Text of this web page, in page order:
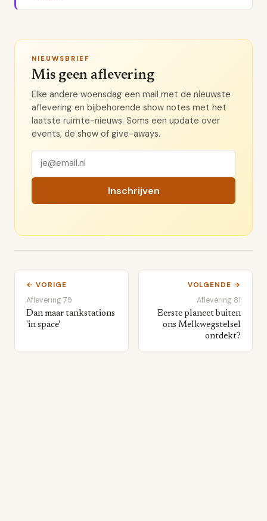
NIEUWSBRIEF
Mis geen aflevering
Elke andere woensdag een mail met de nieuwste
aflevering en bijbehorende show notes met het
laatste ruimte-nieuws. Soms een update over
events, de show of give-aways.
Inschrijven
← VORIGE
Aflevering 79
Dan maar tankstations
'in space'
VOLGENDE →
Aflevering 81
Eerste planeet buiten
ons Melkwegstelsel
ontdekt?